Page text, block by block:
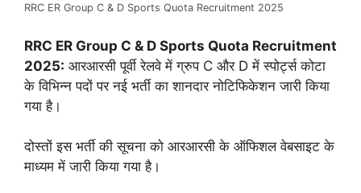
RRC ER Group C & D Sports Quota Recruitment 2025
RRC ER Group C & D Sports Quota Recruitment
2025: आरआरसी पूर्वी रेलवे में ग्रुप C और D में स्पोर्ट्स कोटा
के विभिन्न पदों पर नई भर्ती का शानदार नोटिफिकेशन जारी किया
गया है।
दोस्तों इस भर्ती की सूचना को आरआरसी के ऑफिशल वेबसाइट के
माध्यम में जारी किया गया है।